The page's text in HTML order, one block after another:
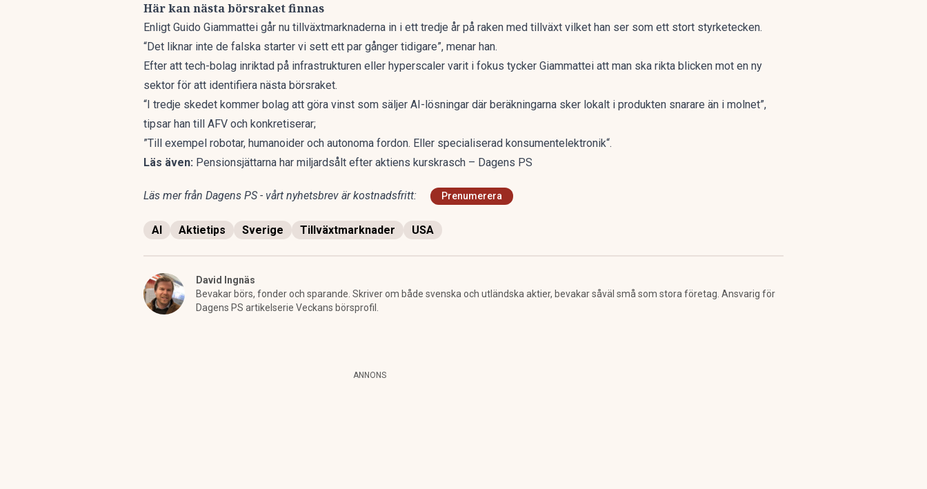
Här kan nästa börsraket finnas
Enligt Guido Giammattei går nu tillväxtmarknaderna in i ett tredje år på raken med tillväxt vilket han ser som ett stort styrketecken.
“Det liknar inte de falska starter vi sett ett par gånger tidigare”, menar han.
Efter att tech-bolag inriktad på infrastrukturen eller hyperscaler varit i fokus tycker Giammattei att man ska rikta blicken mot en ny
sektor för att identifiera nästa börsraket.
“I tredje skedet kommer bolag att göra vinst som säljer AI-lösningar där beräkningarna sker lokalt i produkten snarare än i molnet”,
tipsar han till AFV och konkretiserar;
”Till exempel robotar, humanoider och autonoma fordon. Eller specialiserad konsumentelektronik“.
Läs även: Pensionsjättarna har miljardsålt efter aktiens kurskrasch – Dagens PS
Läs mer från Dagens PS - vårt nyhetsbrev är kostnadsfritt: Prenumerera
AI Aktietips Sverige Tillväxtmarknader USA
David Ingnäs
Bevakar börs, fonder och sparande. Skriver om både svenska och utländska aktier, bevakar såväl små som stora företag. Ansvarig för
Dagens PS artikelserie Veckans börsprofil.
ANNONS